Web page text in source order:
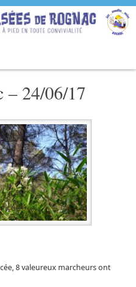
– 24/06/17
8 valeureux marcheurs ont